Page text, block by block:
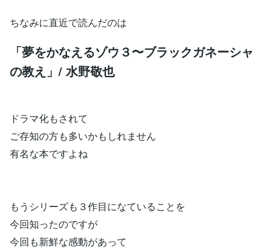
ちなみに直近で読んだのは
「夢をかなえるゾウ３〜ブラックガネーシャ
の教え」/ 水野敬也
ドラマ化もされて
ご存知の方も多いかもしれません
有名な本ですよね
もうシリーズも３作目になていることを
今回知ったのですが
今回も新鮮な感動があって